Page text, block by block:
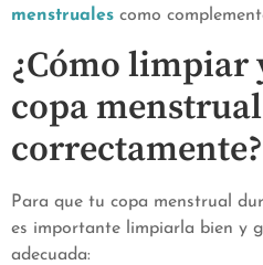
menstruales como
¿Cómo limpiar
copa menstrual
correctamente?
Para que tu copa menstrual
es importante limpiarla bien y
adecuada: